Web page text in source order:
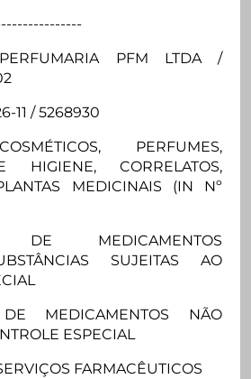
PFM LTDA /
11 / 5268930
PERFUMES,
HIGIENE, CORRELATOS,
MEDICINAIS (IN Nº
DE MEDICAMENTOS
SUJEITAS AO
DE MEDICAMENTOS NÃO
ESPECIAL
FARMACÊUTICOS